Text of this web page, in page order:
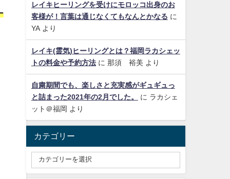
レイキヒーリングを受けにモロッコ出身のお
客様が！言葉は通じなくてもなんとかなる に
YAより
レイキ(霊気)ヒーリングとは？福岡ラカシェッ
トの料金や予約方法に 那須 裕美 より
自粛期間でも、楽しさと充実感がギュギュっ
と詰まった2021年の2月でした。
に ラカシェ
ット＠福岡 より
カテゴリー